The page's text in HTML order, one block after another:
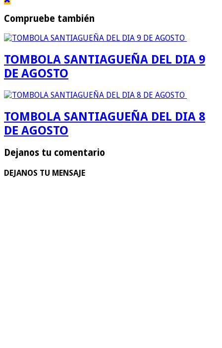
Compruebe también
TOMBOLA SANTIAGUEÑA DEL DIA 9
DE AGOSTO
TOMBOLA SANTIAGUEÑA DEL DIA 8
DE AGOSTO
Dejanos tu comentario
DEJANOS TU MENSAJE